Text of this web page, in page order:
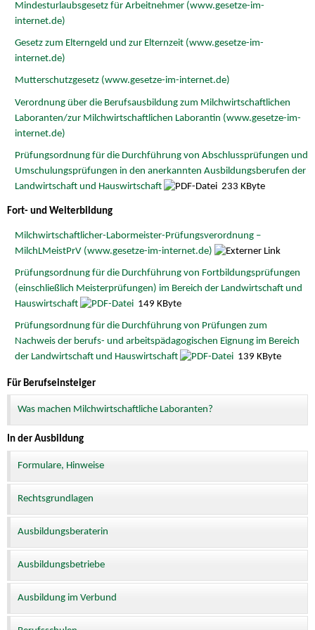
Mindesturlaubsgesetz für Arbeitnehmer (www.gesetze-im-
internet.de)
Gesetz zum Elterngeld und zur Elternzeit (www.gesetze-im-
internet.de)
Mutterschutzgesetz (www.gesetze-im-internet.de)
Verordnung über die Berufsausbildung zum Milchwirtschaftlichen
Laboranten/zur Milchwirtschaftlichen Laborantin (www.gesetze-im-
internet.de)
Prüfungsordnung für die Durchführung von Abschlussprüfungen und
Umschulungsprüfungen in den anerkannten Ausbildungsberufen der
Landwirtschaft und Hauswirtschaft
233 KByte
Fort- und Weiterbildung
Milchwirtschaftlicher-Labormeister-Prüfungsverordnung –
MilchLMeistPrV (www.gesetze-im-internet.de)
Prüfungsordnung für die Durchführung von Fortbildungsprüfungen
(einschließlich Meisterprüfungen) im Bereich der Landwirtschaft und
Hauswirtschaft
149 KByte
Prüfungsordnung für die Durchführung von Prüfungen zum
Nachweis der berufs- und arbeitspädagogischen Eignung im Bereich
der Landwirtschaft und Hauswirtschaft
139 KByte
Für Berufseinsteiger
Was machen Milchwirtschaftliche Laboranten?
In der Ausbildung
Formulare, Hinweise
Rechtsgrundlagen
Ausbildungsberaterin
Ausbildungsbetriebe
Ausbildung im Verbund